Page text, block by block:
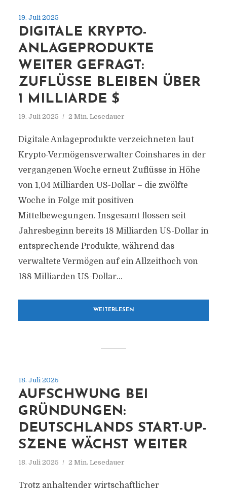
19. Juli 2025
DIGITALE KRYPTO-
ANLAGEPRODUKTE
WEITER GEFRAGT:
ZUFLÜSSE BLEIBEN ÜBER
1 MILLIARDE $
19. Juli 2025 2 Min. Lesedauer
Digitale Anlageprodukte verzeichneten laut
Krypto-Vermögensverwalter Coinshares in der
vergangenen Woche erneut Zuflüsse in Höhe
von 1,04 Milliarden US-Dollar – die zwölfte
Woche in Folge mit positiven
Mittelbewegungen. Insgesamt flossen seit
Jahresbeginn bereits 18 Milliarden US-Dollar in
entsprechende Produkte, während das
verwaltete Vermögen auf ein Allzeithoch von
188 Milliarden US-Dollar...
WEITERLESEN
18. Juli 2025
AUFSCHWUNG BEI
GRÜNDUNGEN:
DEUTSCHLANDS START-UP-
SZENE WÄCHST WEITER
18. Juli 2025 2 Min. Lesedauer
Trotz anhaltender wirtschaftlicher